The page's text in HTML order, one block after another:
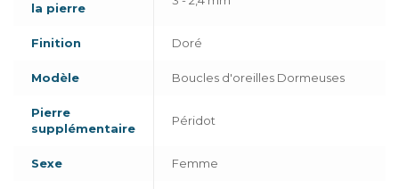
la pierre
Finition Doré
Modèle Boucles d'oreilles Dormeuses
Pierre
supplémentaire
Péridot
Sexe Femme